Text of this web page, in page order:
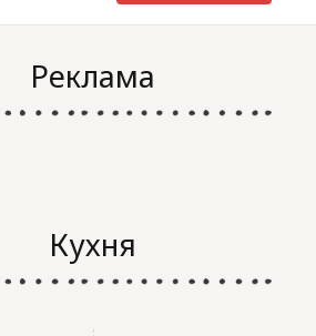
Реклама
Кухня